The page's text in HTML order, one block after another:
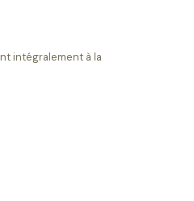
intégralement à la